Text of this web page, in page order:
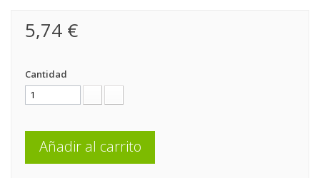
5,74 €
Cantidad
Añadir al carrito